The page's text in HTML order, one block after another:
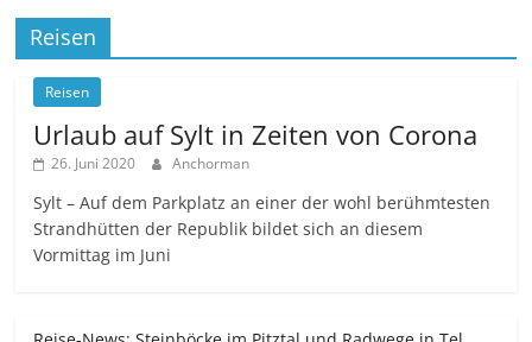
Reisen
Reisen
Urlaub auf Sylt in Zeiten von Corona
26. Juni 2020 Anchorman
Sylt – Auf dem Parkplatz an einer der wohl berühmtesten
Strandhütten der Republik bildet sich an diesem
Vormittag im Juni